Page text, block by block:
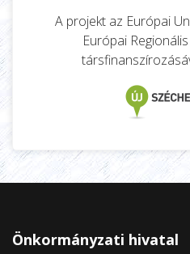
A projekt az Európai
Európai
Önkormányzati hivatal